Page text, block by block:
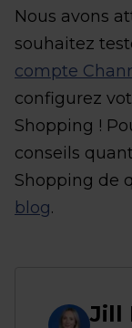
Nous avons
souhaitez
compte
configurez
Shopping !
conseils
Shopping de
blog.
Jill